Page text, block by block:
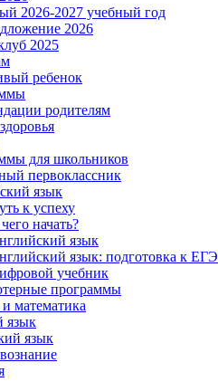
2026-2027 учебный год
2026
2025
ребенок
родителям
для школьников
первоклассник
язык
к успеху
начать?
язык
язык: подготовка к ЕГЭ
учебник
программы
математика
язык
язык